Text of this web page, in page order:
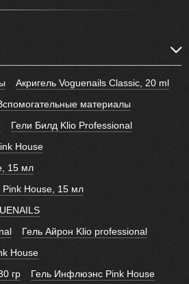
Акригель Voguenails Classic, 20 ml
материалы
Гели Билд Klio Professional
House
15 мл
House, 15 мл
Гель Айрон Klio professional
House
гр
Гель Инфлюэнс Pink House